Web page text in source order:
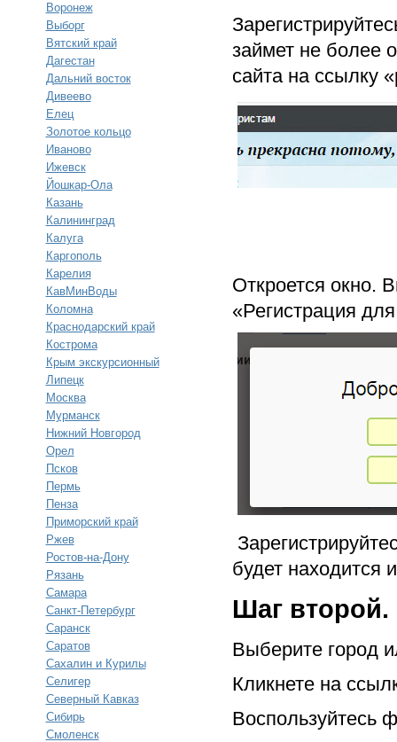
Воронеж
Выборг
Вятский край
Дагестан
Дальний восток
Дивеево
Елец
Золотое кольцо
Иваново
Ижевск
Йошкар-Ола
Казань
Калининград
Калуга
Каргополь
Карелия
КавМинВоды
Коломна
Краснодарский край
Кострома
Крым экскурсионный
Липецк
Москва
Мурманск
Нижний Новгород
Орел
Псков
Пермь
Пенза
Приморский край
Ржев
Ростов-на-Дону
Рязань
Самара
Санкт-Петербург
Саранск
Саратов
Сахалин и Курилы
Селигер
Северный Кавказ
Сибирь
Смоленск
займет не более
сайта на ссылку
Откроется окно.
«Регистрация для
будет находится
Шаг второй.
Выберите город
Кликнете на
Воспользуйтесь